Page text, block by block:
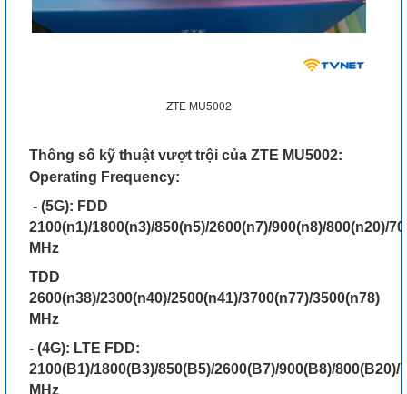
ZTE MU5002
Thông số kỹ thuật vượt trội của ZTE MU5002:
Operating Frequency:
- (5G): FDD
2100(n1)/1800(n3)/850(n5)/2600(n7)/900(n8)/800(n20)/
MHz
TDD
2600(n38)/2300(n40)/2500(n41)/3700(n77)/3500(n78)
MHz
- (4G): LTE FDD:
2100(B1)/1800(B3)/850(B5)/2600(B7)/900(B8)/800(B20)/
MHz